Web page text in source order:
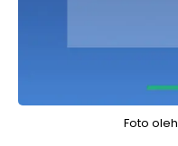
Foto oleh